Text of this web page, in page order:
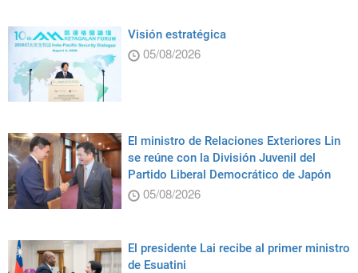
Visión estratégica
05/08/2026
El ministro de Relaciones Exteriores Lin
se reúne con la División Juvenil del
Partido Liberal Democrático de Japón
05/08/2026
El presidente Lai recibe al primer ministro
de Esuatini